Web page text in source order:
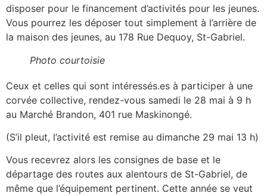
disposer pour le financement d’activités pour les jeunes.
Vous pourrez les déposer tout simplement à l’arrière de
la maison des jeunes, au 178 Rue Dequoy, St-Gabriel.
Photo courtoisie
Ceux et celles qui sont intéressés.es à participer à une
corvée collective, rendez-vous samedi le 28 mai à 9 h
au Marché Brandon, 401 rue Maskinongé.
(S’il pleut, l’activité est remise au dimanche 29 mai 13 h)
Vous recevrez alors les consignes de base et le
départage des routes aux alentours de St-Gabriel, de
même que l’équipement pertinent. Cette année se veut